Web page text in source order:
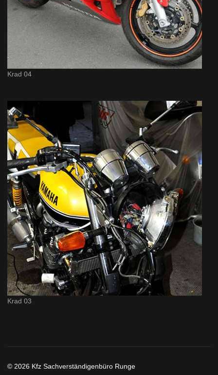
Krad 04
Krad 03
© 2026 Kfz Sachverständigenbüro Runge